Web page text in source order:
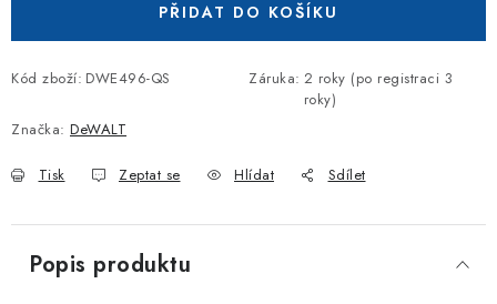
PŘIDAT DO KOŠÍKU
Kód zboží: DWE496-QS Záruka: 2 roky (po registraci 3
roky)
Značka: DeWALT
Tisk Zeptat se Hlídat Sdílet
Popis produktu